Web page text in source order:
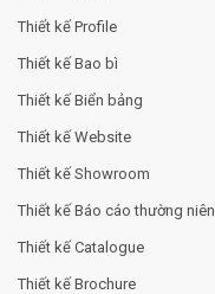
Thiết kế Profile
Thiết kế Bao bì
Thiết kế Biển bảng
Thiết kế Website
Thiết kế Showroom
Thiết kế Báo cáo thường niên
Thiết kế Catalogue
Thiết kế Brochure